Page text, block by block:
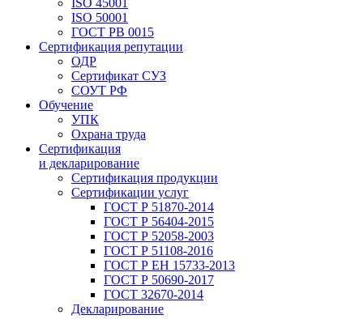
ISO 45001
ISO 50001
ГОСТ РВ 0015
Сертификация репутации
ОДР
Сертификат СУЗ
СОУТ РФ
Обучение
УПК
Охрана труда
Сертификация
и декларирование
Сертификация продукции
Сертификации услуг
ГОСТ Р 51870-2014
ГОСТ Р 56404-2015
ГОСТ Р 52058-2003
ГОСТ Р 51108-2016
ГОСТ Р ЕН 15733-2013
ГОСТ Р 50690-2017
ГОСТ 32670-2014
Декларирование